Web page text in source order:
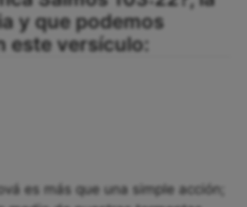
y que podemos
este versículo:
es más que una simple acción;